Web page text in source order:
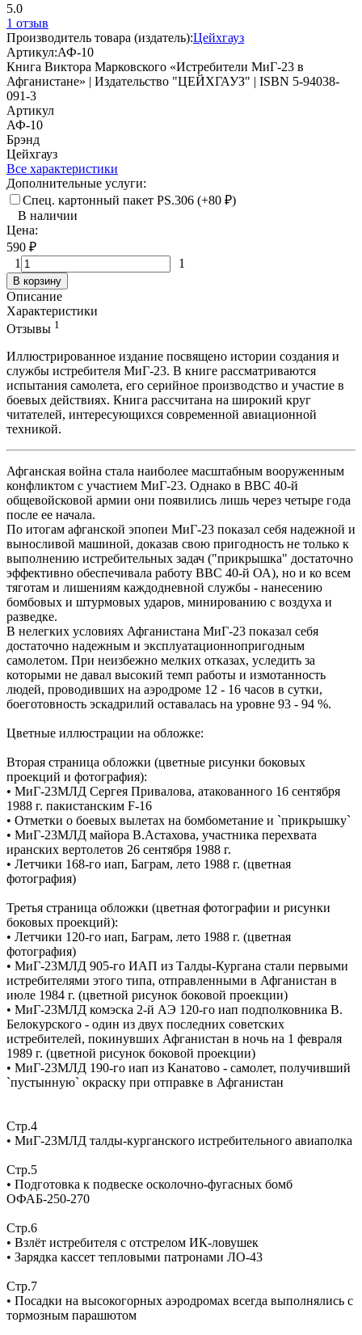
5.0
1 отзыв
Производитель товара (издатель):Цейхгауз
Артикул:АФ-10
Книга Виктора Марковского «Истребители МиГ-23 в
Афганистане» | Издательство "ЦЕЙХГАУЗ" | ISBN 5-94038-
091-3
Артикул
АФ-10
Брэнд
Цейхгауз
Все характеристики
Дополнительные услуги:
Спец. картонный пакет PS.306 (+80 ₽)
В наличии
Цена:
590 ₽
1
1
В корзину
Описание
Характеристики
Отзывы 1
Иллюстрированное издание посвящено истории создания и
службы истребителя МиГ-23. В книге рассматриваются
испытания самолета, его серийное производство и участие в
боевых действиях. Книга рассчитана на широкий круг
читателей, интересующихся современной авиационной
техникой.
Афганская война стала наиболее масштабным вооруженным
конфликтом с участием МиГ-23. Однако в ВВС 40-й
общевойсковой армии они появились лишь через четыре года
после ее начала.
По итогам афганской эпопеи МиГ-23 показал себя надежной и
выносливой машиной, доказав свою пригодность не только к
выполнению истребительных задач ("прикрышка" достаточно
эффективно обеспечивала работу ВВС 40-й ОА), но и ко всем
тяготам и лишениям каждодневной службы - нанесению
бомбовых и штурмовых ударов, минированию с воздуха и
разведке.
В нелегких условиях Афганистана МиГ-23 показал себя
достаточно надежным и эксплуатационнопригодным
самолетом. При неизбежно мелких отказах, уследить за
которыми не давал высокий темп работы и измотанность
людей, проводивших на аэродроме 12 - 16 часов в сутки,
боеготовность эскадрилий оставалась на уровне 93 - 94 %.
Цветные иллюстрации на обложке:
Вторая страница обложки (цветные рисунки боковых
проекций и фотография):
• МиГ-23МЛД Сергея Привалова, атакованного 16 сентября
1988 г. пакистанским F-16
• Отметки о боевых вылетах на бомбометание и `прикрышку`
• МиГ-23МЛД майора В.Астахова, участника перехвата
иранских вертолетов 26 сентября 1988 г.
• Летчики 168-го иап, Баграм, лето 1988 г. (цветная
фотография)
Третья страница обложки (цветная фотографии и рисунки
боковых проекций):
• Летчики 120-го иап, Баграм, лето 1988 г. (цветная
фотография)
• МиГ-23МЛД 905-го ИАП из Талды-Кургана стали первыми
истребителями этого типа, отправленными в Афганистан в
июле 1984 г. (цветной рисунок боковой проекции)
• МиГ-23МЛД комэска 2-й АЭ 120-го иап подполковника В.
Белокурского - один из двух последних советских
истребителей, покинувших Афганистан в ночь на 1 февраля
1989 г. (цветной рисунок боковой проекции)
• МиГ-23МЛД 190-го иап из Канатово - самолет, получивший
`пустынную` окраску при отправке в Афганистан
Стр.4
• МиГ-23МЛД талды-курганского истребительного авиаполка
Стр.5
• Подготовка к подвеске осколочно-фугасных бомб
ОФАБ-250-270
Стр.6
• Взлёт истребителя с отстрелом ИК-ловушек
• Зарядка кассет тепловыми патронами ЛО-43
Стр.7
• Посадки на высокогорных аэродромах всегда выполнялись с
тормозным парашютом